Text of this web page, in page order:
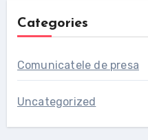
Categories
Comunicatele de presa
Uncategorized